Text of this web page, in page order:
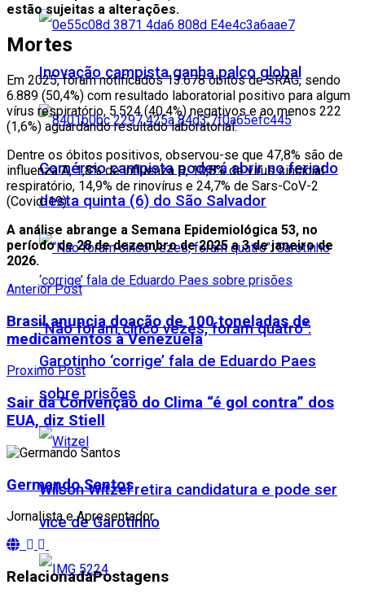
Inovação campista ganha palco global
Comércio campista poderá abrir no feriado
desta quinta (6) do São Salvador
“Não foram cinco vezes, foram quatro”:
Garotinho ‘corrige’ fala de Eduardo Paes
sobre prisões
Wilson Witzel retira candidatura e pode ser
vice de Garotinho
estão sujeitas a alterações.
Mortes
Em 2025, foram notificados 13.678 óbitos de SRAG, sendo
6.889 (50,4%) com resultado laboratorial positivo para algum
vírus respiratório, 5.524 (40,4%) negativos e ao menos 222
(1,6%) aguardando resultado laboratorial.
Dentre os óbitos positivos, observou-se que 47,8% são de
influenza A, 1,8% de influenza B, 10,8% de vírus sincicial
respiratório, 14,9% de rinovírus e 24,7% de Sars-CoV-2
(Covid-19).
A análise abrange a Semana Epidemiológica 53, no
período de 28 de dezembro de 2025 a 3 de janeiro de
2026.
Anterior Post
Brasil anuncia doação de 100 toneladas de
medicamentos à Venezuela
Proximo Post
Sair da Convenção do Clima “é gol contra” dos
EUA, diz Stiell
Germando Santos
Jornalista e Apresentador
RelacionadaPostagens